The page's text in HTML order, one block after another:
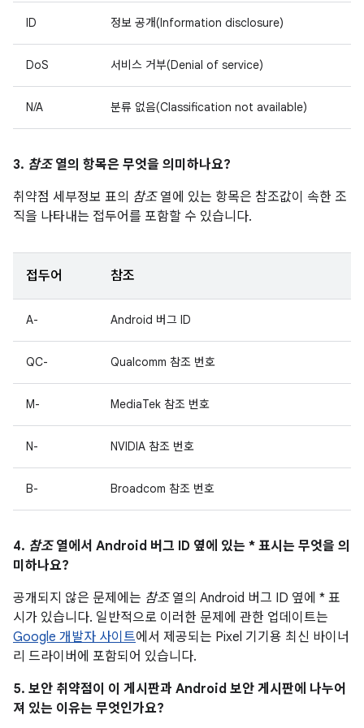
ID 정보 공개(Information disclosure)
DoS 서비스 거부(Denial of service)
N/A 분류 없음(Classification not available)
3. 참조열의 항목은 무엇을 의미하나요?
취약점 세부정보 표의 참조열에 있는 항목은 참조값이 속한 조
직을 나타내는 접두어를 포함할 수 있습니다.
접두어 참조
A- Android 버그 ID
QC- Qualcomm 참조 번호
M- MediaTek 참조 번호
N- NVIDIA 참조 번호
B- Broadcom 참조 번호
4. 참조열에서 Android 버그 ID 옆에 있는 * 표시는 무엇을 의
미하나요?
공개되지 않은 문제에는 참조열의 Android 버그 ID 옆에 * 표
시가 있습니다. 일반적으로 이러한 문제에 관한 업데이트는
Google 개발자 사이트에서 제공되는 Pixel 기기용 최신 바이너
리 드라이버에 포함되어 있습니다.
5. 보안 취약점이 이 게시판과 Android 보안 게시판에 나누어
져 있는 이유는 무엇인가요?